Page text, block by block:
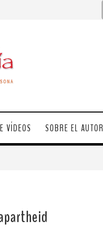
VÍDEOS SOBRE EL AUTOR